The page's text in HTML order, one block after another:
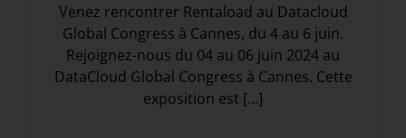
Venez rencontrer Rentaload au Datacloud
Global Congress à Cannes, du 4 au 6 juin.
Rejoignez-nous du 04 au 06 juin 2024 au
DataCloud Global Congress à Cannes. Cette
exposition est [...]